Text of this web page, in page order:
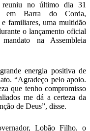
reuniu no último dia 31
em Barra do Corda,
familiares, uma multidão
o lançamento oficial
na Assembleia
energia positiva de
“Agradeço pelo apoio.
que tenho compromisso
me dá a certeza da
de Deus”, disse.
Lobão Filho, o